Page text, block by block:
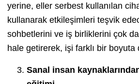
yerine, eller serbest kullanılan
kullanarak etkileşimleri teşvik
sohbetlerini ve iş birliklerini çok
hale getirerek, işi farklı bir boyuta
Sanal insan